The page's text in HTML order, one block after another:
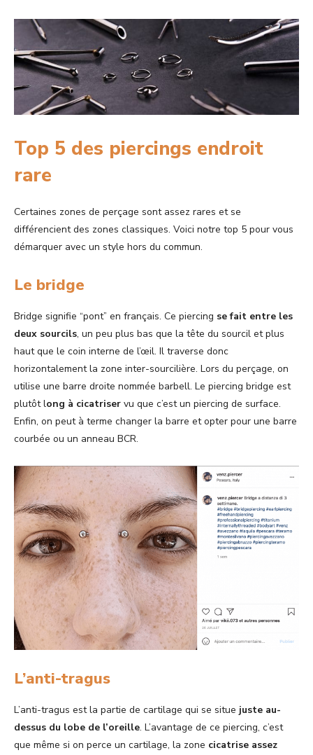
Top 5 des piercings endroit
rare
Certaines zones de perçage sont assez rares et se
différencient des zones classiques. Voici notre top 5 pour vous
démarquer avec un style hors du commun.
Le bridge
Bridge signifie “pont” en français. Ce piercing se fait entre les
deux sourcils, un peu plus bas que la tête du sourcil et plus
haut que le coin interne de l’œil. Il traverse donc
horizontalement la zone inter-sourcilière. Lors du perçage, on
utilise une barre droite nommée barbell. Le piercing bridge est
plutôt long à cicatriser vu que c’est un piercing de surface.
Enfin, on peut à terme changer la barre et opter pour une barre
courbée ou un anneau BCR.
L’anti-tragus
L’anti-tragus est la partie de cartilage qui se situe juste au-
dessus du lobe de l’oreille. L’avantage de ce piercing, c’est
que même si on perce un cartilage, la zone cicatrise assez